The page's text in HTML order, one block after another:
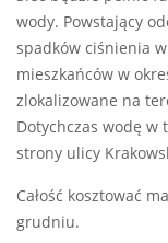
wody. Powstający
spadków ciśnienia
mieszkańców w
zlokalizowane na
Dotychczas wodę w
strony ulicy
Całość kosztować
grudniu.